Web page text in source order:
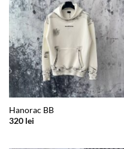
Hanorac BB
320 lei